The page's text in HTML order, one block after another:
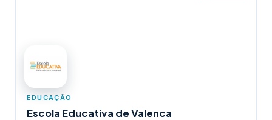
EDUCAÇÃO
Escola Educativa de Valenca